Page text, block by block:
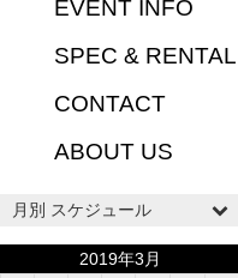
EVENT INFO
SPEC & RENTAL
CONTACT
ABOUT US
月別 スケジュール
2019年3月